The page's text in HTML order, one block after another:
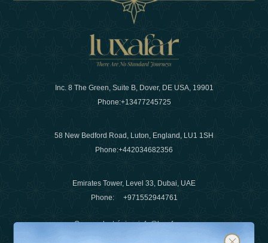
Inc. 8 The Green, Suite B, Dover, DE USA, 19901
Phone:+13477245725
58 New Bedford Road, Luton, England, LU1 1SH
Phone:+442034682356
Emirates Tower, Level 33, Dubai, UAE
Phone: +971552944761
Correo electrónico:info@luxafar.com
¿Le gustaría saber más sobre las últimas tendencias en
Suscríbete a nuestro boletín y mantente actualizado